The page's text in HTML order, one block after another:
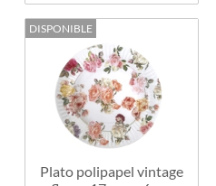
DISPONIBLE
Plato polipapel vintage